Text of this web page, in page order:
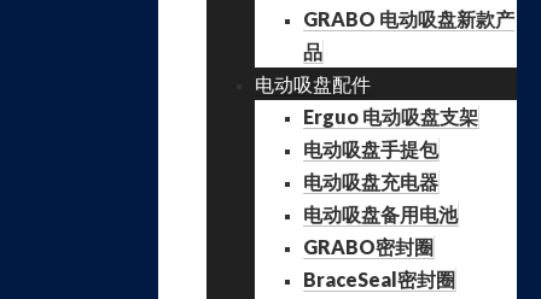
GRABO 电动吸盘新款产
品
电动吸盘配件
Erguo 电动吸盘支架
电动吸盘手提包
电动吸盘充电器
电动吸盘备用电池
GRABO密封圈
BraceSeal密封圈